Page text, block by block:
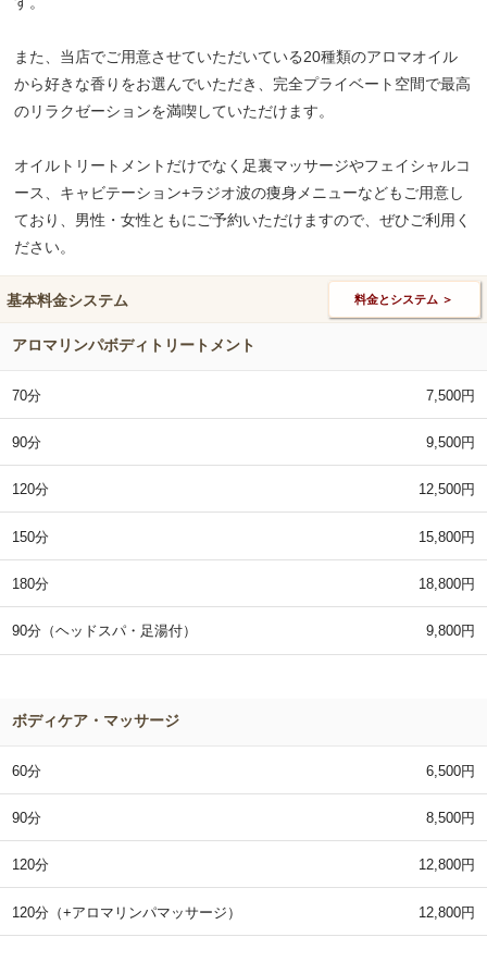
また、当店でご用意させていただいている20種類のアロマオイル
から好きな香りをお選んでいただき、完全プライベート空間で最高
のリラクゼーションを満喫していただけます。
オイルトリートメントだけでなく足裏マッサージやフェイシャルコ
ース、キャビテーション+ラジオ波の痩身メニューなどもご用意し
ており、男性・女性ともにご予約いただけますので、ぜひご利用く
ださい。
基本料金システム 料金とシステム ＞
アロマリンパボディトリートメント
70分 7,500円
90分 9,500円
120分 12,500円
150分 15,800円
180分 18,800円
90分（ヘッドスパ・足湯付） 9,800円
ボディケア・マッサージ
60分 6,500円
90分 8,500円
120分 12,800円
120分（+アロマリンパマッサージ） 12,800円